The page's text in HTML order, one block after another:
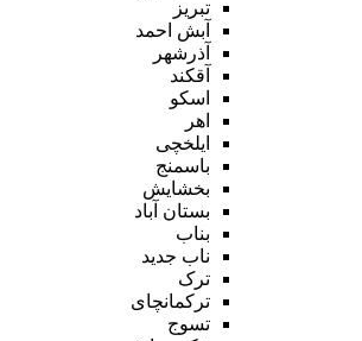
تبریز
آبش احمد
آذرشهر
آقکند
اسکو
اهر
ایلخچی
باسمنج
بخشایش
بستان آباد
بناب
ناب جدید
ترک
ترکمانچای
تسوج